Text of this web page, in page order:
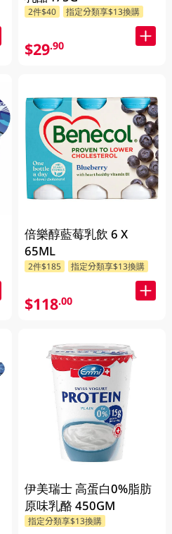
2件$40 指定分類享$13換購
$29.90
倍樂醇藍莓乳飲 6 X
65ML
2件$185 指定分類享$13換購
$118.00
伊美瑞士 高蛋白0%脂肪
原味乳酪 450GM
指定分類享$13換購